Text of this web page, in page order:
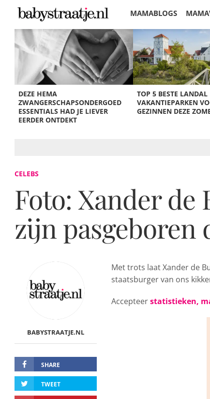
MAMABLOGS
KORTINGEN
DEZE HEMA
ZWANGERSCHAPSONDERGOED
ESSENTIALS HAD JE LIEVER
EERDER ONTDEKT
TOP 5 BESTE LANDAL
VAKANTIEPARKEN
GEZINNEN DEZE
CELEBS
Foto: Xander de
zijn pasgeboren
BABYSTRAATJE.NL
SHARE
TWEET
Met trots laat Xander de
staatsburger van ons
Accepteerstatistieken,